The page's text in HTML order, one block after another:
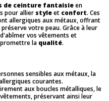
de ceinture fantaisieen
pour allier styleet confort. Ces
allergiques aux métaux, offrant
préserve votre peau. Grâce à leur
vos vêtements et
la qualité.
sensibles aux métaux, la
courantes.
aux boucles métalliques, le
préservant ainsi leur